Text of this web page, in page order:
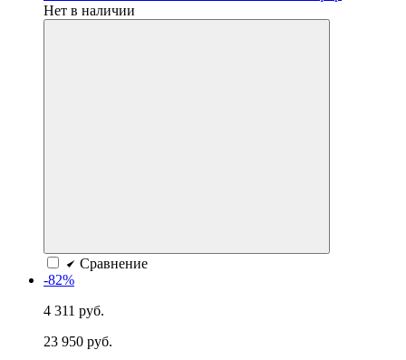
Нет в наличии
Сравнение
-82%
4 311 руб.
23 950 руб.